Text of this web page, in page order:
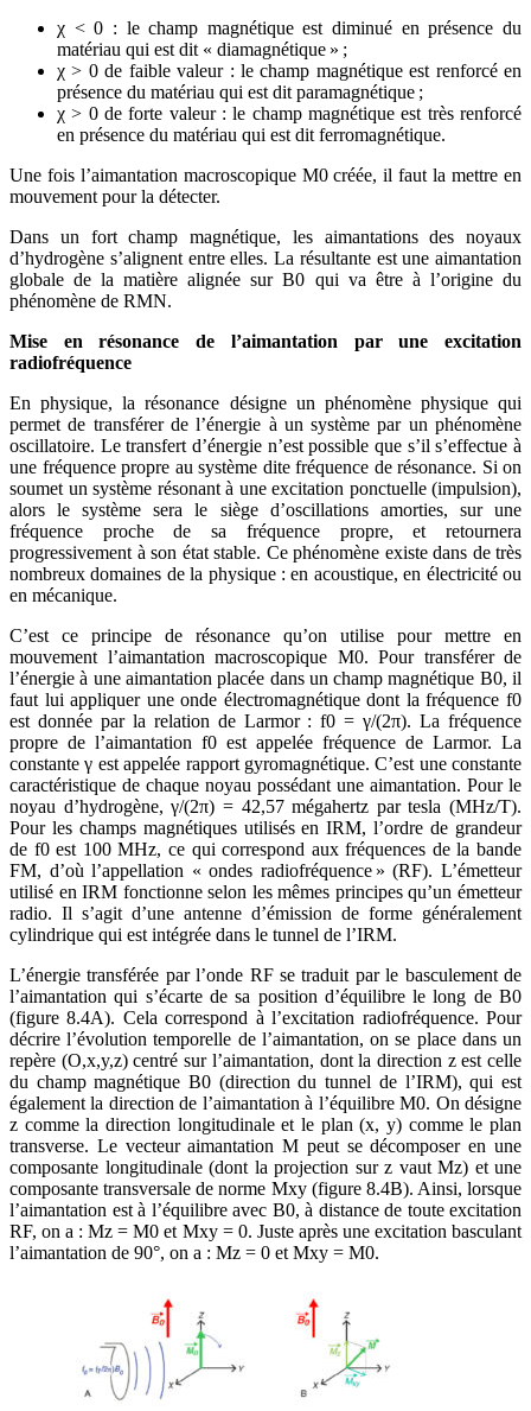
χ < 0 : le champ magnétique est diminué en présence du
matériau qui est dit « diamagnétique » ;
χ > 0 de faible valeur : le champ magnétique est renforcé en
présence du matériau qui est dit paramagnétique ;
χ > 0 de forte valeur : le champ magnétique est très renforcé
en présence du matériau qui est dit ferromagnétique.
Une fois l’aimantation macroscopique M0 créée, il faut la mettre en
mouvement pour la détecter.
Dans un fort champ magnétique, les aimantations des noyaux
d’hydrogène s’alignent entre elles. La résultante est une aimantation
globale de la matière alignée sur B0 qui va être à l’origine du
phénomène de RMN.
Mise en résonance de l’aimantation par une excitation
radiofréquence
En physique, la résonance désigne un phénomène physique qui
permet de transférer de l’énergie à un système par un phénomène
oscillatoire. Le transfert d’énergie n’est possible que s’il s’effectue à
une fréquence propre au système dite fréquence de résonance. Si on
soumet un système résonant à une excitation ponctuelle (impulsion),
alors le système sera le siège d’oscillations amorties, sur une
fréquence proche de sa fréquence propre, et retournera
progressivement à son état stable. Ce phénomène existe dans de très
nombreux domaines de la physique : en acoustique, en électricité ou
en mécanique.
C’est ce principe de résonance qu’on utilise pour mettre en
mouvement l’aimantation macroscopique M0. Pour transférer de
l’énergie à une aimantation placée dans un champ magnétique B0, il
faut lui appliquer une onde électromagnétique dont la fréquence f0
est donnée par la relation de Larmor : f0 = γ/(2π). La fréquence
propre de l’aimantation f0 est appelée fréquence de Larmor. La
constante γ est appelée rapport gyromagnétique. C’est une constante
caractéristique de chaque noyau possédant une aimantation. Pour le
noyau d’hydrogène, γ/(2π) = 42,57 mégahertz par tesla (MHz/T).
Pour les champs magnétiques utilisés en IRM, l’ordre de grandeur
de f0 est 100 MHz, ce qui correspond aux fréquences de la bande
FM, d’où l’appellation « ondes radiofréquence » (RF). L’émetteur
utilisé en IRM fonctionne selon les mêmes principes qu’un émetteur
radio. Il s’agit d’une antenne d’émission de forme généralement
cylindrique qui est intégrée dans le tunnel de l’IRM.
L’énergie transférée par l’onde RF se traduit par le basculement de
l’aimantation qui s’écarte de sa position d’équilibre le long de B0
(figure 8.4A). Cela correspond à l’excitation radiofréquence. Pour
décrire l’évolution temporelle de l’aimantation, on se place dans un
repère (O,x,y,z) centré sur l’aimantation, dont la direction z est celle
du champ magnétique B0 (direction du tunnel de l’IRM), qui est
également la direction de l’aimantation à l’équilibre M0. On désigne
z comme la direction longitudinale et le plan (x, y) comme le plan
transverse. Le vecteur aimantation M peut se décomposer en une
composante longitudinale (dont la projection sur z vaut Mz) et une
composante transversale de norme Mxy (figure 8.4B). Ainsi, lorsque
l’aimantation est à l’équilibre avec B0, à distance de toute excitation
RF, on a : Mz = M0 et Mxy = 0. Juste après une excitation basculant
l’aimantation de 90°, on a : Mz = 0 et Mxy = M0.